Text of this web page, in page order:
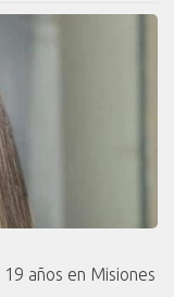
años en Misiones